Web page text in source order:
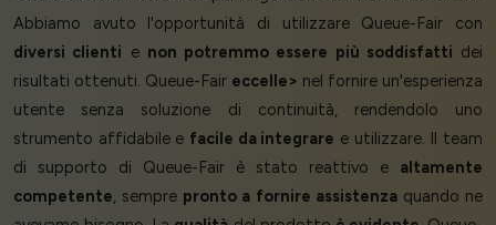
Abbiamo avuto l'opportunità di utilizzare Queue-Fair con
diversi clienti e non potremmo essere più soddisfatti dei
risultati ottenuti. Queue-Fair eccelle> nel fornire un'esperienza
utente senza soluzione di continuità, rendendolo uno
strumento affidabile e facile da integrare e utilizzare. Il team
di supporto di Queue-Fair è stato reattivo e altamente
competente, sempre pronto a fornire assistenzaquando ne